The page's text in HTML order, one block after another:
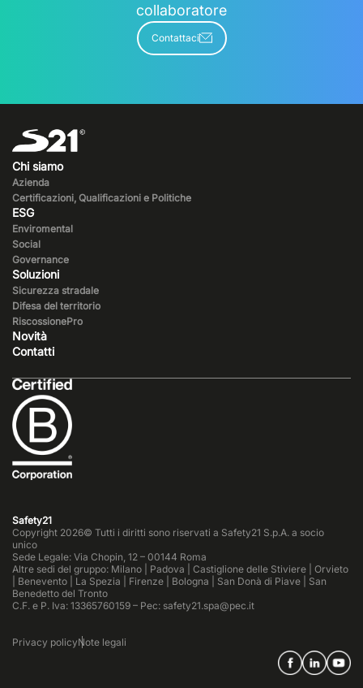
collaboratore
Contattaci
Chi siamo
Azienda
Certificazioni, Qualificazioni e Politiche
ESG
Enviromental
Social
Governance
Soluzioni
Sicurezza stradale
Difesa del territorio
RiscossionePro
Novità
Contatti
Safety21
Copyright 2026© Tutti i diritti sono riservati a Safety21 S.p.A. a socio
unico
Sede Legale: Via Chopin, 12 – 00144 Roma
Altre sedi del gruppo: Milano | Padova | Castiglione delle Stiviere | Orvieto
| Benevento | La Spezia | Firenze | Bologna | San Donà di Piave | San
Benedetto del Tronto
C.F. e P. Iva: 13365760159 – Pec: safety21.spa@pec.it
Privacy policyNote legali